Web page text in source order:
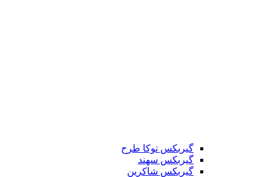
گیربکس توکا طرح
گیربکس سهند
گیربکس شاکرین